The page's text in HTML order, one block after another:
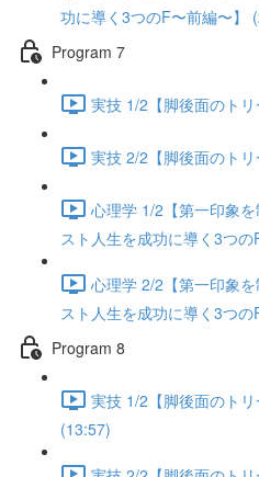
功に導く3つのF〜前編〜】
Program 7
実技 1/2【脚後面のト
実技 2/2【脚後面のト
心理学 1/2【第一印象
スト人生を成功に導く3つ
心理学 2/2【第一印象
スト人生を成功に導く3つ
Program 8
実技 1/2【脚後面のト
(13:57)